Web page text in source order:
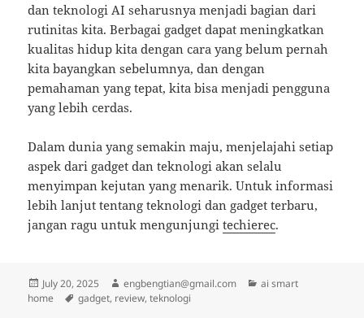
dan teknologi AI seharusnya menjadi bagian dari
rutinitas kita. Berbagai gadget dapat meningkatkan
kualitas hidup kita dengan cara yang belum pernah
kita bayangkan sebelumnya, dan dengan
pemahaman yang tepat, kita bisa menjadi pengguna
yang lebih cerdas.
Dalam dunia yang semakin maju, menjelajahi setiap
aspek dari gadget dan teknologi akan selalu
menyimpan kejutan yang menarik. Untuk informasi
lebih lanjut tentang teknologi dan gadget terbaru,
jangan ragu untuk mengunjungitechierec.
Posted
on
July 20, 2025 Author
engbengtian@gmail.com Categories
ai smart
home
Tags
gadget, review,teknologi